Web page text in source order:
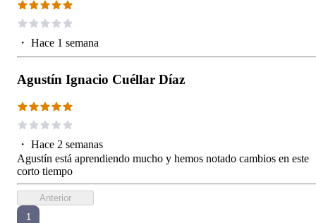
・ Hace 1 semana
Agustín Ignacio Cuéllar Díaz
・ Hace 2 semanas
Agustín está aprendiendo mucho y hemos notado cambios en este
corto tiempo
Anterior
1